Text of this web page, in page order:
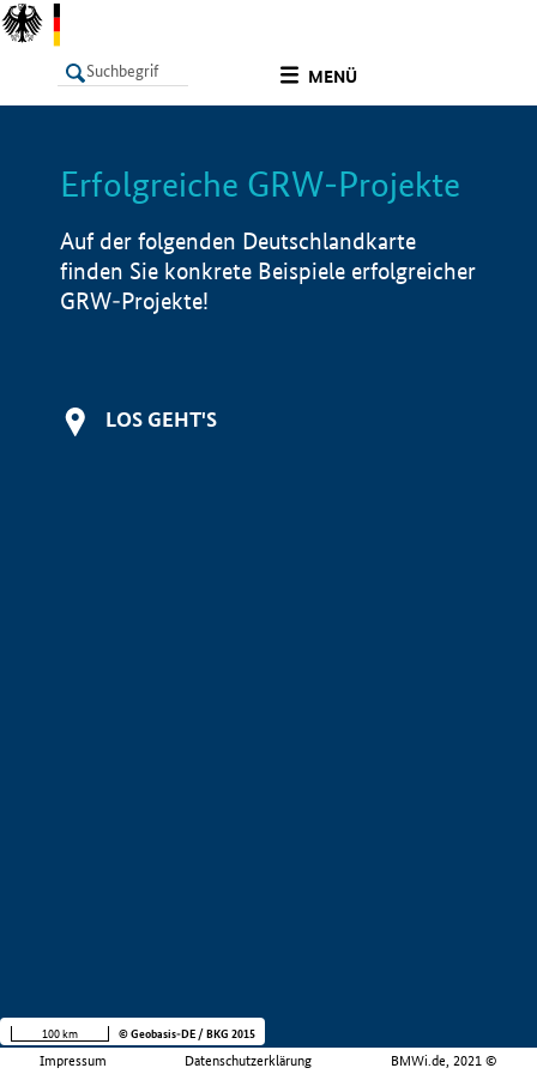
MENÜ
LISTE Info
Erfolgreiche GRW-Projekte
Auf der folgenden Deutschlandkarte
finden Sie konkrete Beispiele erfolgreicher
GRW-Projekte!
LOS GEHT'S
Impressum Datenschutzerklärung BMWi.de, 2021 ©
100 km © Geobasis-DE / BKG 2015